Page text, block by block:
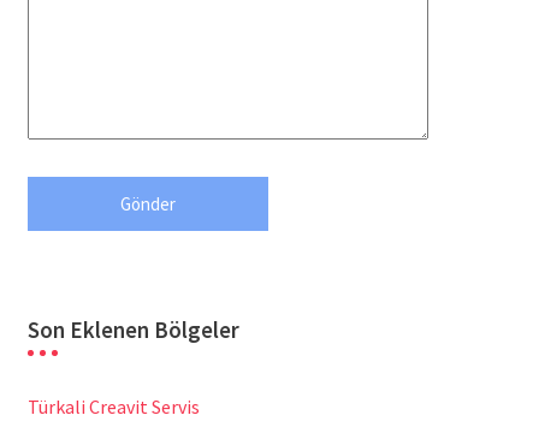
Son Eklenen Bölgeler
Türkali Creavit Servis